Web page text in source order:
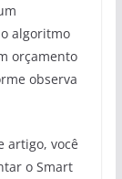
algoritmo
orçamento
observa
artigo, você
o Smart